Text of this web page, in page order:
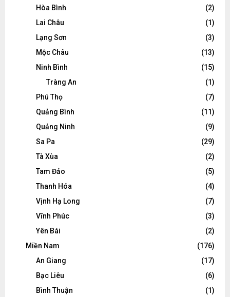
Hòa Bình
(2)
Lai Châu
(1)
Lạng Sơn
(3)
Mộc Châu
(13)
Ninh Bình
(15)
Tràng An
(1)
Phú Thọ
(7)
Quảng Bình
(11)
Quảng Ninh
(9)
Sa Pa
(29)
Tà Xùa
(2)
Tam Đảo
(5)
Thanh Hóa
(4)
Vịnh Hạ Long
(7)
Vĩnh Phúc
(3)
Yên Bái
(2)
Miền Nam
(176)
An Giang
(17)
Bạc Liêu
(6)
Bình Thuận
(1)